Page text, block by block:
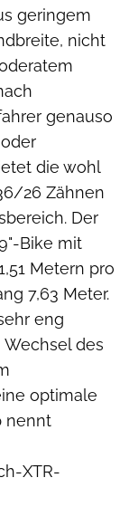
geringem
nicht
genauso
die wohl
26 Zähnen
Der
Bike mit
Metern pro
7,63 Meter.
eng
des
optimale
nennt
XTR-